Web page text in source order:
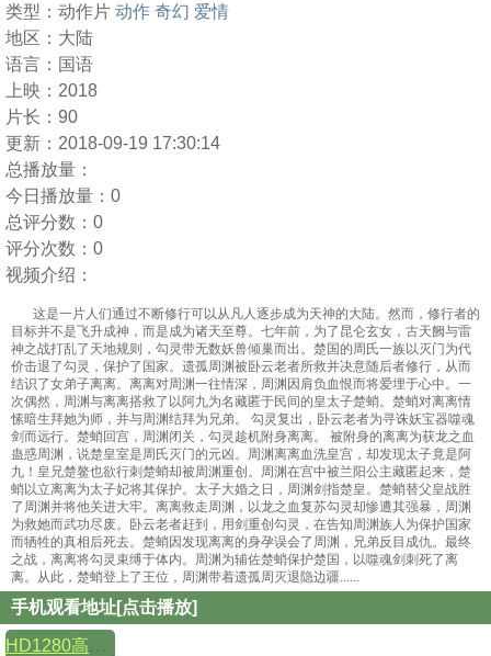
类型： 动作片 动作 奇幻 爱情
地区： 大陆
语言： 国语
上映： 2018
片长： 90
更新： 2018-09-19 17:30:14
总播放量：
今日播放量： 0
总评分数： 0
评分次数： 0
视频介绍：
这是一片人们通过不断修行可以从凡人逐步成为天神的大陆。然而，修行者的
目标并不是飞升成神，而是成为诸天至尊。七年前，为了昆仑玄女，古天阙与雷
神之战打乱了天地规则，勾灵带无数妖兽倾巢而出。楚国的周氏一族以灭门为代
价击退了勾灵，保护了国家。遗孤周渊被卧云老者所救并决意随后者修行，从而
结识了女弟子离离。离离对周渊一往情深，周渊因肩负血恨而将爱埋于心中。一
次偶然，周渊与离离搭救了以阿九为名藏匿于民间的皇太子楚蛸。楚蛸对离离情
愫暗生拜她为师，并与周渊结拜为兄弟。 勾灵复出，卧云老者为寻诛妖宝器噬魂
剑而远行。楚蛸回宫，周渊闭关，勾灵趁机附身离离。 被附身的离离为获龙之血
蛊惑周渊，说楚皇室是周氏灭门的元凶。周渊离离血洗皇宫，却发现太子竟是阿
九！皇兄楚鳌也欲行刺楚蛸却被周渊重创。周渊在宫中被兰阳公主藏匿起来，楚
蛸以立离离为太子妃将其保护。太子大婚之日，周渊剑指楚皇。楚蛸替父皇战胜
了周渊并将他关进大牢。离离救走周渊，以龙之血复苏勾灵却惨遭其强暴，周渊
为救她而武功尽废。卧云老者赶到，用剑重创勾灵，在告知周渊族人为保护国家
而牺牲的真相后死去。楚蛸因发现离离的身孕误会了周渊，兄弟反目成仇。最终
之战，离离将勾灵束缚于体内。周渊为辅佐楚蛸保护楚国，以噬魂剑刺死了离
离。从此，楚蛸登上了王位，周渊带着遗孤周灭退隐边疆......
手机观看地址[点击播放]
HD1280高清国语中字版